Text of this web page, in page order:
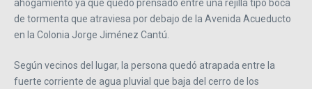
ahogamiento ya que quedó prensado entre una rejilla tipo boca
de tormenta que atraviesa por debajo de la Avenida Acueducto
en la Colonia Jorge Jiménez Cantú.
Según vecinos del lugar, la persona quedó atrapada entre la
fuerte corriente de agua pluvial que baja del cerro de los